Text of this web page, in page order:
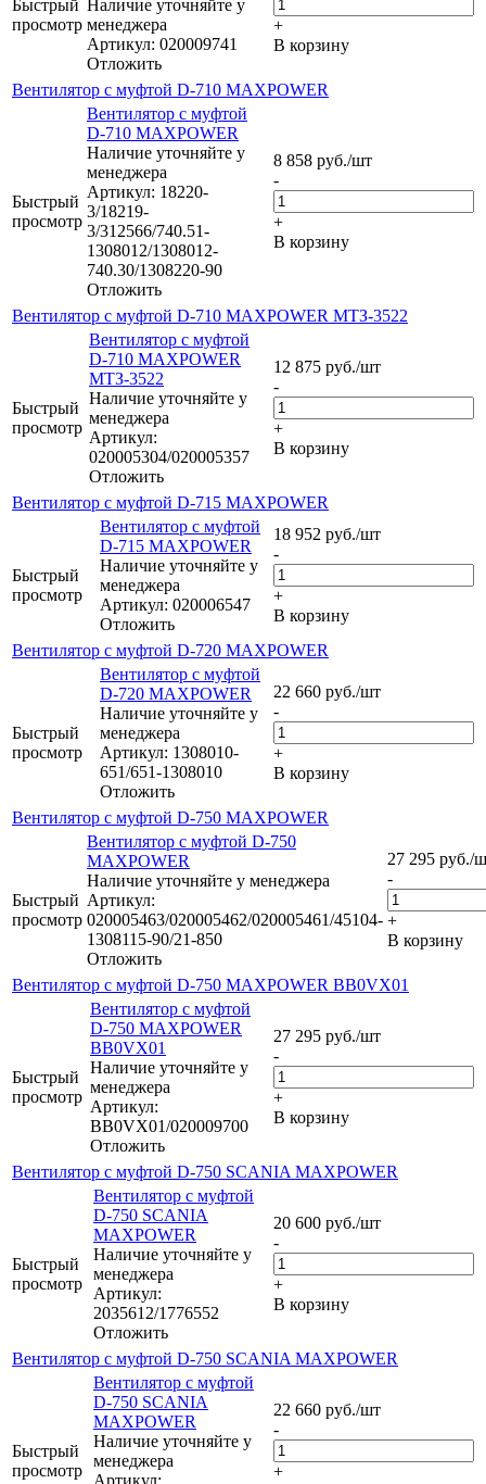
Быстрый
просмотр
Наличие уточняйте у
менеджера
Артикул: 020009741
Отложить
+
В корзину
Вентилятор с муфтой D-710 MAXPOWER
Быстрый
просмотр
Вентилятор с муфтой
D-710 MAXPOWER
Наличие уточняйте у
менеджера
Артикул: 18220-
3/18219-
3/312566/740.51-
1308012/1308012-
740.30/1308220-90
Отложить
8 858 руб./шт
-
+
В корзину
Вентилятор с муфтой D-710 MAXPOWER МТЗ-3522
Быстрый
просмотр
Вентилятор с муфтой
D-710 MAXPOWER
МТЗ-3522
Наличие уточняйте у
менеджера
Артикул:
020005304/020005357
Отложить
12 875 руб./шт
-
+
В корзину
Вентилятор с муфтой D-715 MAXPOWER
Быстрый
просмотр
Вентилятор с муфтой
D-715 MAXPOWER
Наличие уточняйте у
менеджера
Артикул: 020006547
Отложить
18 952 руб./шт
-
+
В корзину
Вентилятор с муфтой D-720 MAXPOWER
Быстрый
просмотр
Вентилятор с муфтой
D-720 MAXPOWER
Наличие уточняйте у
менеджера
Артикул: 1308010-
651/651-1308010
Отложить
22 660 руб./шт
-
+
В корзину
Вентилятор с муфтой D-750 MAXPOWER
Быстрый
просмотр
Вентилятор с муфтой D-750
MAXPOWER
Наличие уточняйте у менеджера
Артикул:
020005463/020005462/020005461/45104-
1308115-90/21-850
Отложить
27 295 руб./
-
+
В корзину
Вентилятор с муфтой D-750 MAXPOWER BB0VX01
Быстрый
просмотр
Вентилятор с муфтой
D-750 MAXPOWER
BB0VX01
Наличие уточняйте у
менеджера
Артикул:
BB0VX01/020009700
Отложить
27 295 руб./шт
-
+
В корзину
Вентилятор с муфтой D-750 SCANIA MAXPOWER
Быстрый
просмотр
Вентилятор с муфтой
D-750 SCANIA
MAXPOWER
Наличие уточняйте у
менеджера
Артикул:
2035612/1776552
Отложить
20 600 руб./шт
-
+
В корзину
Вентилятор с муфтой D-750 SCANIA MAXPOWER
Быстрый
просмотр
Вентилятор с муфтой
D-750 SCANIA
MAXPOWER
Наличие уточняйте у
менеджера
22 660 руб./шт
-
+